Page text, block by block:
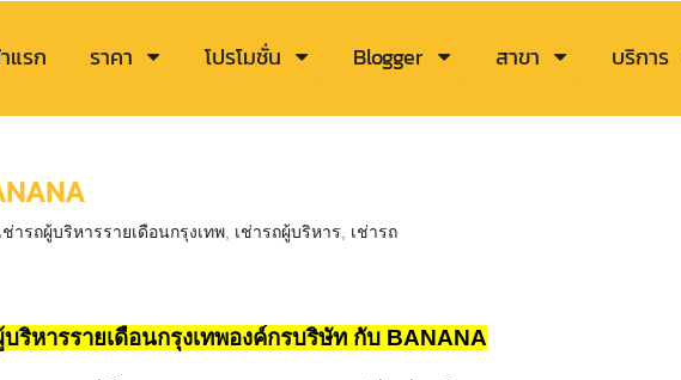
แรก ราคา โปรโมชั่น Blogger สาขา บริการ
ช่ารถผู้บริหารรายเดือนกรุงเทพ เช่ารถผู้บริหาร เช่ารถ
บริหารรายเดือนกรุงเทพองค์กรบริษัท กับ BANANA